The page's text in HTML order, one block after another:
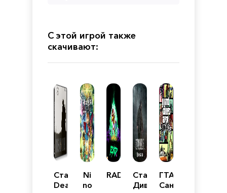
С этой игрой также
скачивают:
Сталкер
Dead
Ni
no
RAD
Сталкер
Диверсант
ГТА
Сан